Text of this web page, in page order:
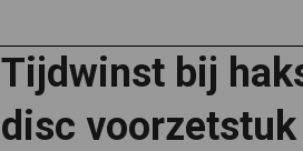
Tijdwinst bij
disc voorzetstuk